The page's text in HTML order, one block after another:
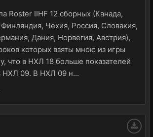
Roster IIHF 12 сборных (Канада,
Чехия, Россия, Словакия,
Дания, Норвегия, Австрия),
которых взяты мною из игры
что в НХЛ 18 больше показателей
НХЛ 09. В НХЛ 09 н...